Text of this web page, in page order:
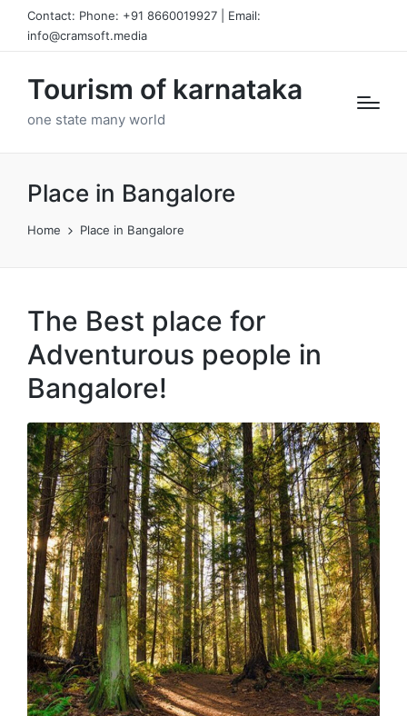
Contact: Phone: +91 8660019927 | Email:
info@cramsoft.media
Tourism of karnataka
one state many world
Place in Bangalore
Home Place in Bangalore
The Best place for
Adventurous people in
Bangalore!